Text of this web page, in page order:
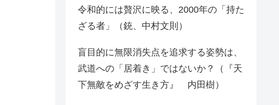
令和的には贅沢に映る、2000年の「持た
ざる者」（銃、中村文則）
盲目的に無限消失点を追求する姿勢は、
武道への「居着き」ではないか？（『天
下無敵をめざす生き方』 内田樹）